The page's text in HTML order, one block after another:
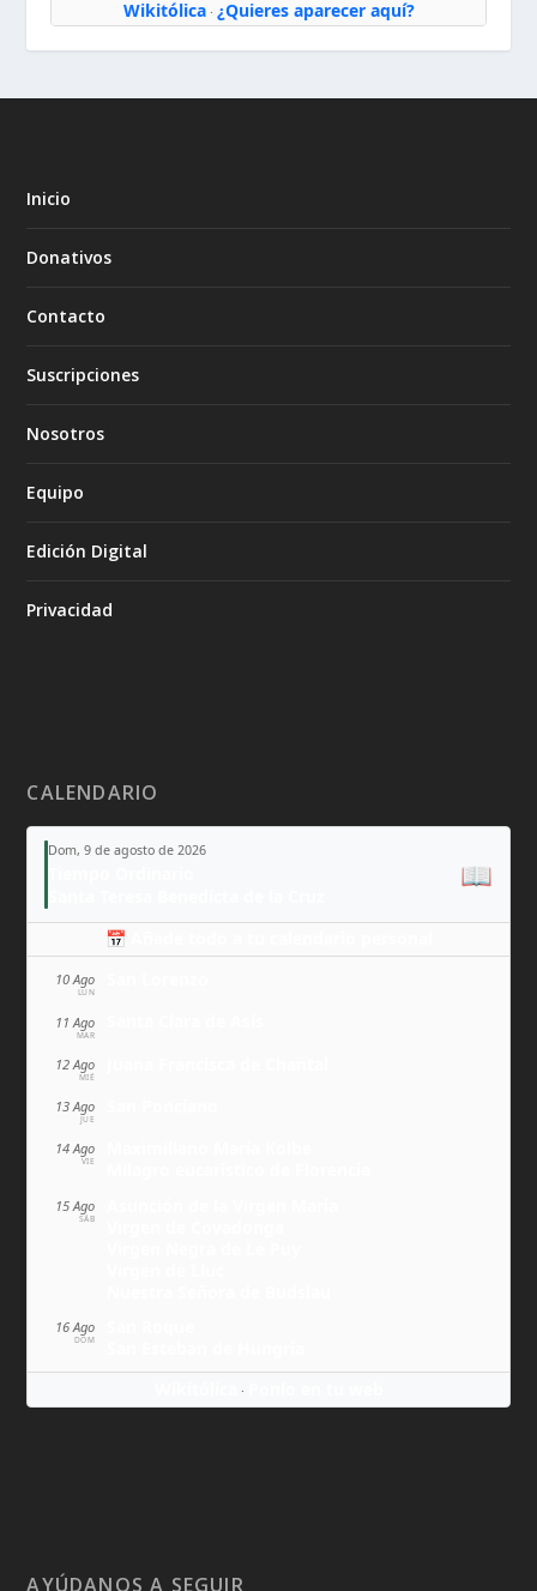
Wikitólica· ¿Quieres aparecer aquí?
Inicio
Donativos
Contacto
Suscripciones
Nosotros
Equipo
Edición Digital
Privacidad
CALENDARIO
Dom, 9 de agosto de 2026
📖
📅 Añade todo a tu calendario personal
10 Ago
LUN
11 Ago
MAR
12 Ago
MIÉ
13 Ago
JUE
14 Ago
VIE
15 Ago
SÁB
16 Ago
DOM
·
AYÚDANOS A SEGUIR